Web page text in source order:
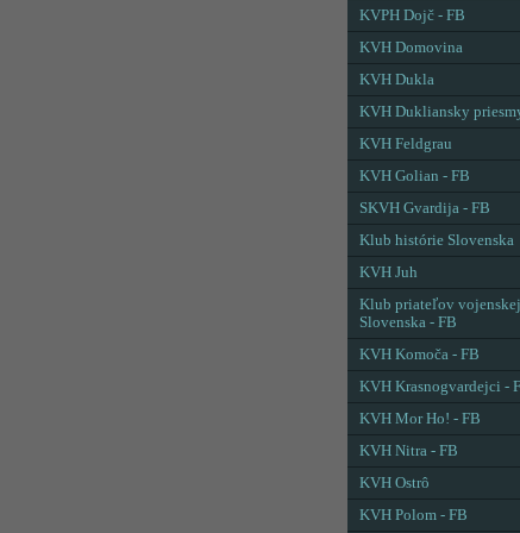
KVPH Dojč - FB
KVH Domovina
KVH Dukla
KVH Dukliansky
KVH Feldgrau
KVH Golian - FB
SKVH Gvardija - FB
Klub histórie Slovenska
KVH Juh
Klub priateľov
Slovenska - FB
KVH Komoča - FB
KVH Krasnogvardejci -
KVH Mor Ho! - FB
KVH Nitra - FB
KVH Ostrô
KVH Polom - FB